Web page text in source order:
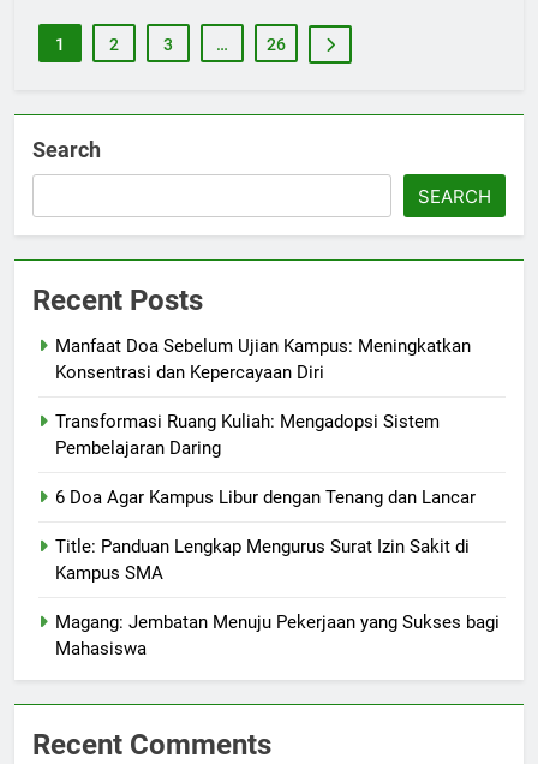
1 2 3 … 26
Search
SEARCH
Recent Posts
Manfaat Doa Sebelum Ujian Kampus: Meningkatkan
Konsentrasi dan Kepercayaan Diri
Transformasi Ruang Kuliah: Mengadopsi Sistem
Pembelajaran Daring
6 Doa Agar Kampus Libur dengan Tenang dan Lancar
Title: Panduan Lengkap Mengurus Surat Izin Sakit di
Kampus SMA
Magang: Jembatan Menuju Pekerjaan yang Sukses bagi
Mahasiswa
Recent Comments